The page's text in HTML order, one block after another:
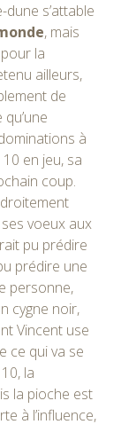
dune s’attable
, mais
la
ailleurs,
de
à
en jeu, sa
coup.
voeux aux
pu prédire
prédire une
personne,
cygne noir,
Vincent use
ce qui va se
la
la pioche est
à l’influence,